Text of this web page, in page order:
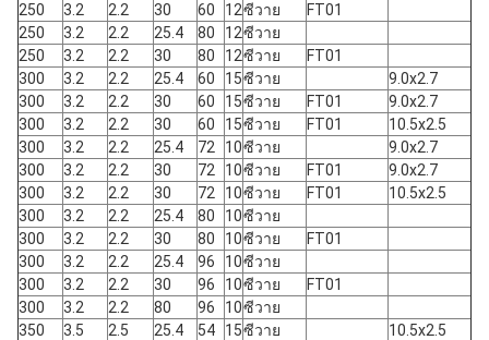
250
3.2 2.2 30 60 12ซีวาย
FT01
250
3.2 2.2 25.4 80 12ซีวาย
250
3.2 2.2 30 80 12ซีวาย
FT01
300
3.2 2.2 25.4 60 15ซีวาย
9.0x2.7
300
3.2 2.2 30 60 15ซีวาย FT01
9.0x2.7
300
3.2 2.2 30 60 15ซีวาย FT01
10.5x2.5
300
3.2 2.2 25.4 72 10ซีวาย
9.0x2.7
300
3.2 2.2 30 72 10ซีวาย FT01
9.0x2.7
300
3.2 2.2 30 72 10ซีวาย FT01
10.5x2.5
300
3.2 2.2 25.4 80 10ซีวาย
300
3.2 2.2 30 80 10ซีวาย
FT01
300
3.2 2.2 25.4 96 10ซีวาย
300
3.2 2.2 30 96 10ซีวาย
FT01
300
3.2 2.2 80 96 10ซีวาย
350
3.5 2.5 25.4 54 15ซีวาย
10.5x2.5